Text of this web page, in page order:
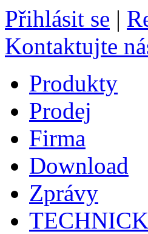
Přihlásit se |
Kontaktujte
Produkty
Prodej
Firma
Download
Zprávy